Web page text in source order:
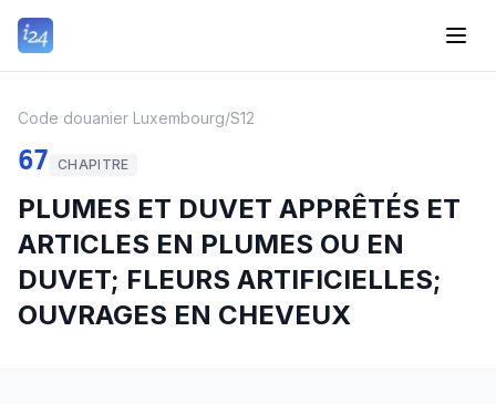
Code douanier Luxembourg/S12
67 CHAPITRE
PLUMES ET DUVET APPRÊTÉS ET
ARTICLES EN PLUMES OU EN
DUVET; FLEURS ARTIFICIELLES;
OUVRAGES EN CHEVEUX